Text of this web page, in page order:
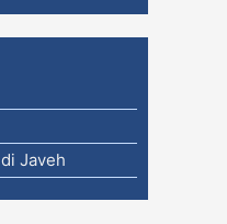
Javeh